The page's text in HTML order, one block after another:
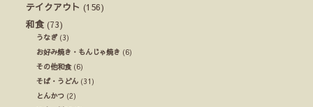
テイクアウト (156)
和食 (73)
うなぎ(3)
お好み焼き・もんじゃ焼き (6)
その他和食(6)
そば・うどん (31)
とんかつ (2)